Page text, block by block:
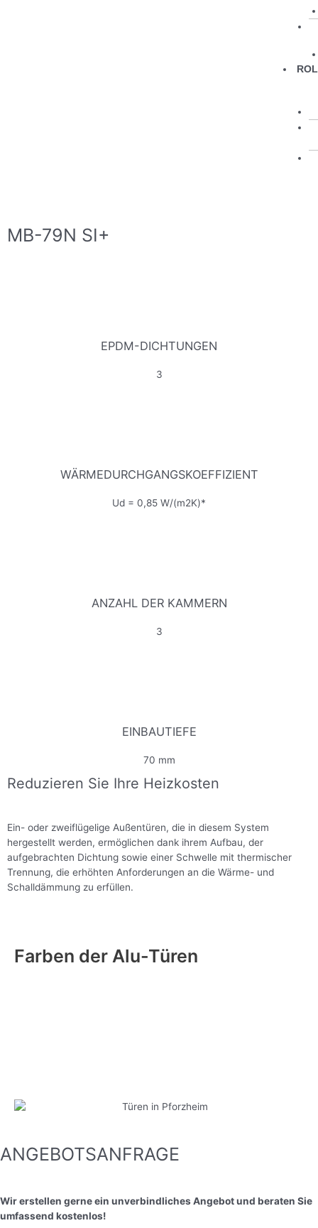
MB-79N SI+
EPDM-DICHTUNGEN
3
WÄRMEDURCHGANGSKOEFFIZIENT
Ud = 0,85 W/(m2K)*
ANZAHL DER KAMMERN
3
EINBAUTIEFE
70 mm
Reduzieren Sie Ihre Heizkosten
Ein- oder zweiflügelige Außentüren, die in diesem System
hergestellt werden, ermöglichen dank ihrem Aufbau, der
aufgebrachten Dichtung sowie einer Schwelle mit thermischer
Trennung, die erhöhten Anforderungen an die Wärme- und
Schalldämmung zu erfüllen.
Farben der Alu-Türen
ANGEBOTSANFRAGE
Wir erstellen gerne ein unverbindliches Angebot und beraten Sie
umfassend kostenlos!